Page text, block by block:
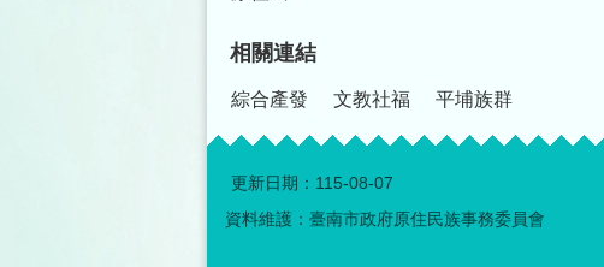
相關連結
綜合產發 文教社福 平埔族群
更新日期： 115-08-07
資料維護：臺南市政府原住民族事務委員會